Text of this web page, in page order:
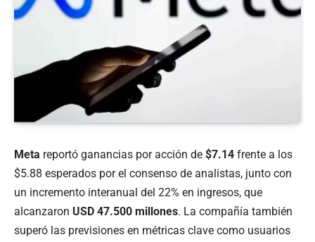
Meta reportó ganancias por acción de $7.14 frente a los
$5.88 esperados por el consenso de analistas, junto con
un incremento interanual del 22% en ingresos, que
alcanzaron USD 47.500 millones. La compañía también
superó las previsiones en métricas clave como usuarios